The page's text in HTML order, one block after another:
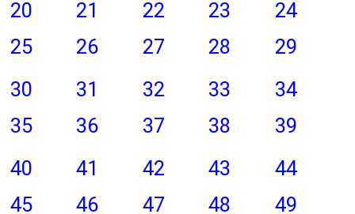
20
21 22 23
24
25
26 27 28
29
30
31 32 33
34
35
36 37 38
39
40
41 42 43
44
45
46 47 48
49